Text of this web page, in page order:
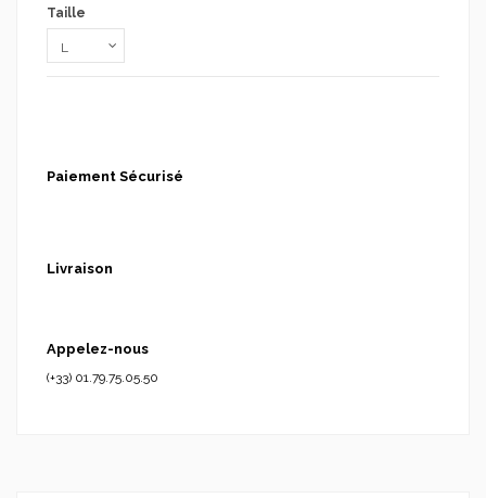
Taille
Paiement Sécurisé
Livraison
Appelez-nous
(+33) 01.79.75.05.50